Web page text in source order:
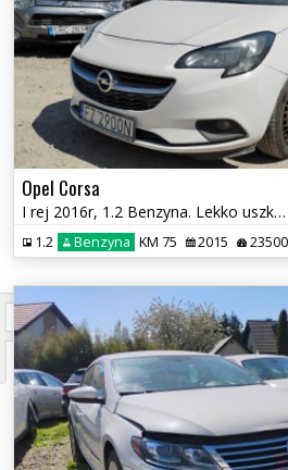
Opel Corsa
I rej 2016r, 1.2 Benzyna. Lekko uszkodzony lewy bok.
1.2 Benzyna KM 75 2015